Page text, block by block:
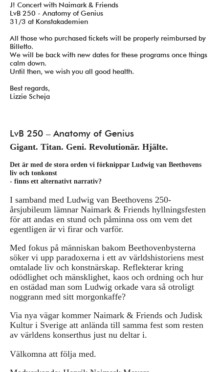
J! Concert with Naimark & Friends
LvB 250 - Anatomy of Genius
31/3 at Konstakademien
All those who purchased tickets will be properly reimbursed by
Billetto.
We will be back with new dates for these programs once things
calm down.
Until then, we wish you all good health.
Best regards,
Lizzie Scheja
LvB 250 – Anatomy of Genius
Gigant. Titan. Geni. Revolutionär. Hjälte.
Det är med de stora orden vi förknippar Ludwig van Beethovens
liv och tonkonst
- finns ett alternativt narrativ?
I samband med Ludwig van Beethovens 250-
årsjubileum lämnar Naimark & Friends hyllningsfesten
för att andas en stund och påminna oss om vem det
egentligen är vi firar och varför.
Med fokus på människan bakom Beethovenbysterna
söker vi upp paradoxerna i ett av världshistoriens mest
omtalade liv och konstnärskap. Reflekterar kring
odödlighet och mänsklighet, kaos och ordning och hur
en ostädad man som Ludwig orkade vara så otroligt
noggrann med sitt morgonkaffe?
Via nya vägar kommer Naimark & Friends och Judisk
Kultur i Sverige att anlända till samma fest som resten
av världens konserthus just nu deltar i.
Välkomna att följa med.